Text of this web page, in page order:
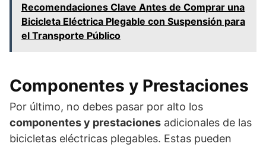
Recomendaciones Clave Antes de Comprar una
Bicicleta Eléctrica Plegable con Suspensión para
el Transporte Público
Componentes y Prestaciones
Por último, no debes pasar por alto los
componentes y prestaciones adicionales de las
bicicletas eléctricas plegables. Estas pueden